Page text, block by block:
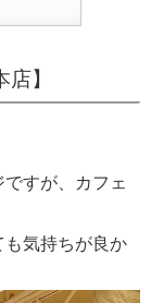
】
すが、カフェ
も気持ちが良か